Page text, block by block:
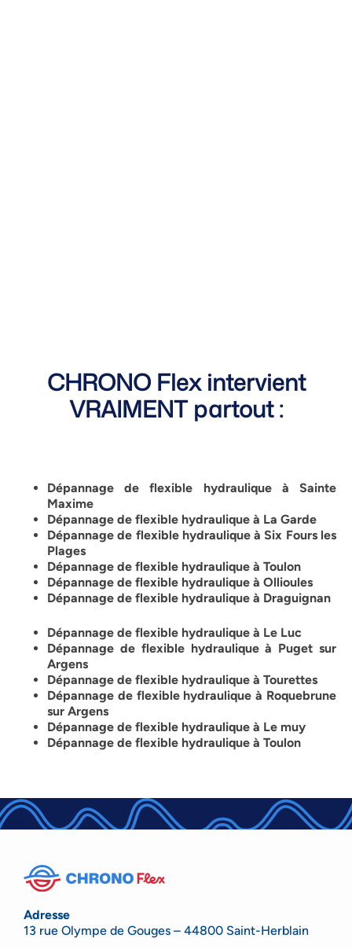
CHRONO Flex intervient
VRAIMENT partout :
Dépannage de flexible hydraulique à Sainte
Maxime
Dépannage de flexible hydraulique à La Garde
Dépannage de flexible hydraulique à Six Fours les
Plages
Dépannage de flexible hydraulique à Toulon
Dépannage de flexible hydraulique à Ollioules
Dépannage de flexible hydraulique à Draguignan
Dépannage de flexible hydraulique à Le Luc
Dépannage de flexible hydraulique à Puget sur
Argens
Dépannage de flexible hydraulique à Tourettes
Dépannage de flexible hydraulique à Roquebrune
sur Argens
Dépannage de flexible hydraulique à Le muy
Dépannage de flexible hydraulique à Toulon
Adresse
13 rue Olympe de Gouges – 44800 Saint-Herblain